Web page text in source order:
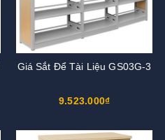
Giá Sắt Để Tài Liệu GS03G-3
9.523.000₫